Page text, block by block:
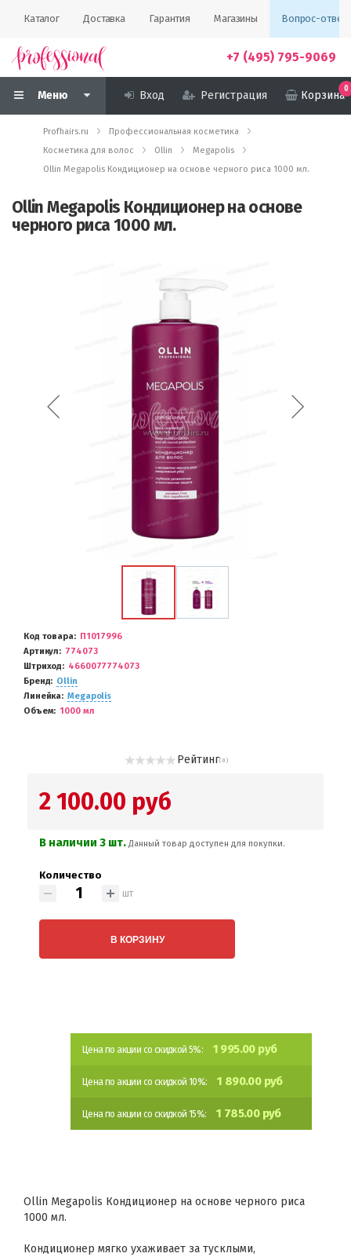
Каталог Доставка Гарантия Магазины Вопрос-ответ
+7 (495) 795-9069
Меню Вход Регистрация Корзина
0
Profhairs.ru
Профессиональная косметика
Косметика для волос
Ollin
Megapolis
Ollin Megapolis Кондиционер на основе черного риса 1000 мл.
Ollin Megapolis Кондиционер на основе
черного риса 1000 мл.
Код товара
П1017996
Артикул
774073
Штриход
4660077774073
Бренд
Ollin
Линейка
Megapolis
Объем
1000 мл
Рейтинг( 0 )
2 100.00 руб
В наличии 3 шт. Данный товар доступен для покупки.
Количество
шт
В КОРЗИНУ
Цена по акции со скидкой 5%: 1 995.00 руб
Цена по акции со скидкой 10%: 1 890.00 руб
Цена по акции со скидкой 15%: 1 785.00 руб
Ollin Megapolis Кондиционер на основе черного риса
1000 мл.
Кондиционер мягко ухаживает за тусклыми,